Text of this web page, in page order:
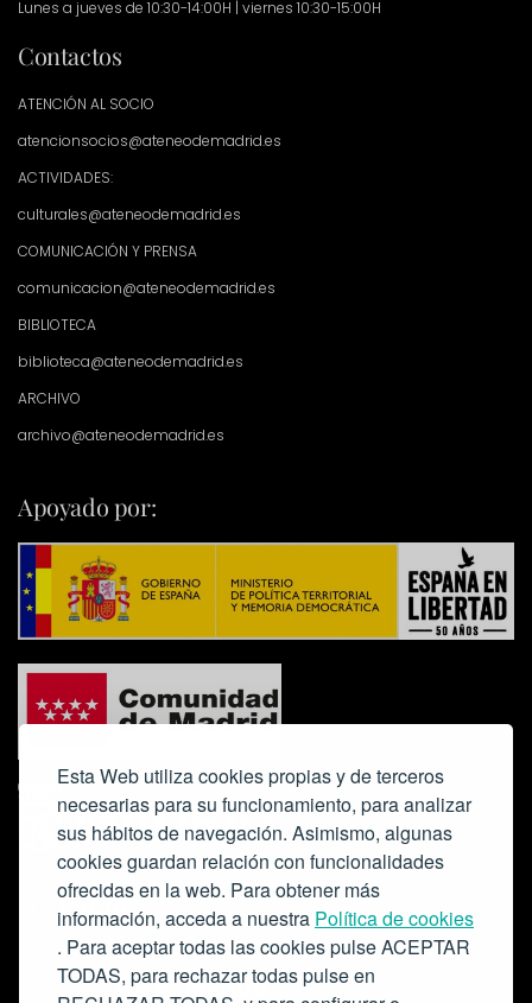
Esta Web utiliza cookies propias y de terceros
necesarias para su funcionamiento, para analizar
sus hábitos de navegación. Asimismo, algunas
cookies guardan relación con funcionalidades
ofrecidas en la web. Para obtener más
información, acceda a nuestra Política de cookies
. Para aceptar todas las cookies pulse ACEPTAR
TODAS, para rechazar todas pulse en
Lunes a jueves de 10:30-14:00H | viernes 10:30-15:00H
Contactos
ATENCIÓN AL SOCIO
atencionsocios@ateneodemadrid.es
ACTIVIDADES:
culturales@ateneodemadrid.es
COMUNICACIÓN Y PRENSA
comunicacion@ateneodemadrid.es
BIBLIOTECA
biblioteca@ateneodemadrid.es
ARCHIVO
archivo@ateneodemadrid.es
Apoyado por:
Colabora: